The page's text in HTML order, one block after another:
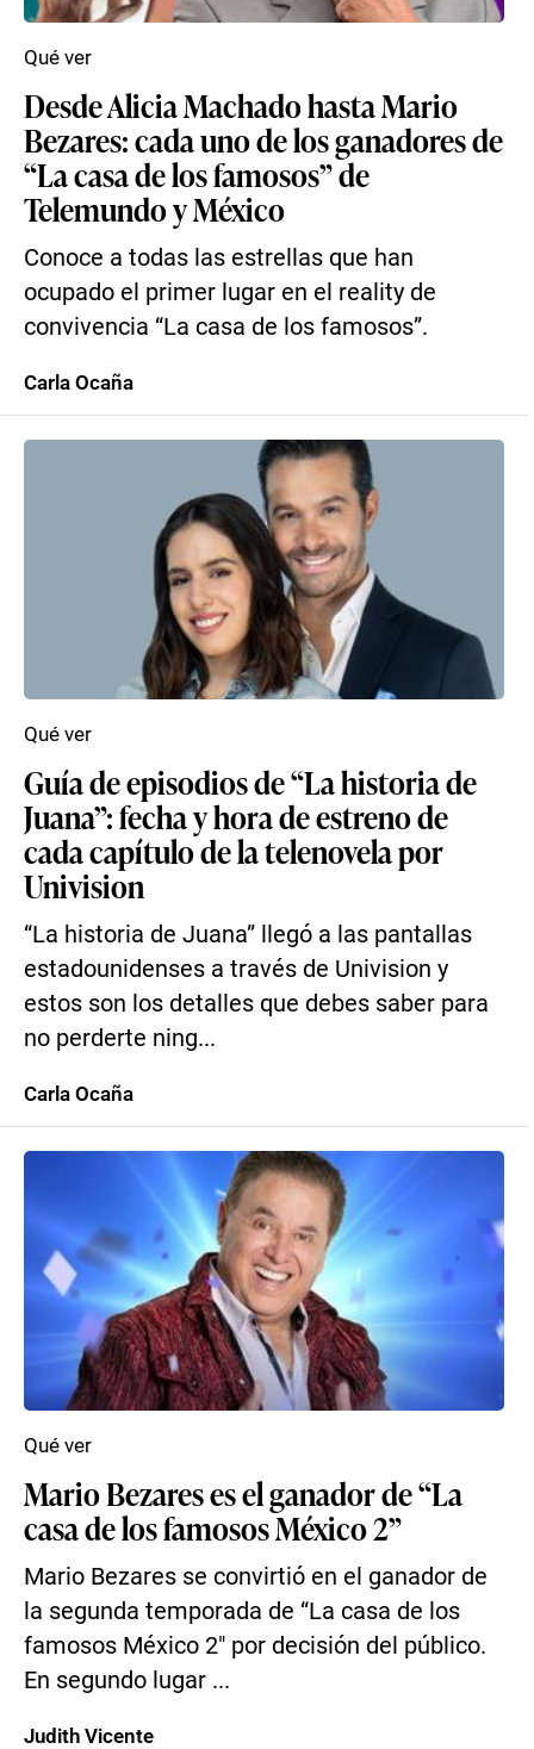
Desde Alicia Machado hasta Mario
Bezares: cada uno de los ganadores de
“La casa de los famosos” de
Telemundo y México
Conoce a todas las estrellas que han
ocupado el primer lugar en el reality de
convivencia “La casa de los famosos”.
Qué ver
Carla Ocaña
Guía de episodios de “La historia de
Juana”: fecha y hora de estreno de
cada capítulo de la telenovela por
Univision
“La historia de Juana” llegó a las pantallas
estadounidenses a través de Univision y
estos son los detalles que debes saber para
no perderte ning...
Qué ver
Carla Ocaña
Mario Bezares es el ganador de “La
casa de los famosos México 2”
Mario Bezares se convirtió en el ganador de
la segunda temporada de “La casa de los
famosos México 2″ por decisión del público.
En segundo lugar ...
Qué ver
Judith Vicente